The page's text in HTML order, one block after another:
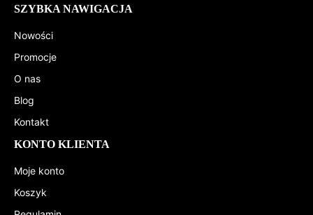
SZYBKA NAWIGACJA
Nowości
Promocje
O nas
Blog
Kontakt
KONTO KLIENTA
Moje konto
Koszyk